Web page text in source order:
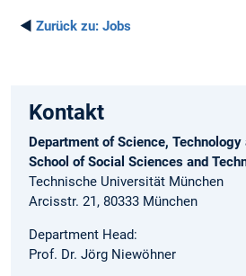
◄ Zurück zu: Jobs
Kontakt
Department of Science, Technology
School of Social Sciences and
Technische Universität München
Arcisstr. 21, 80333 München
Department Head:
Prof. Dr. Jörg Niewöhner